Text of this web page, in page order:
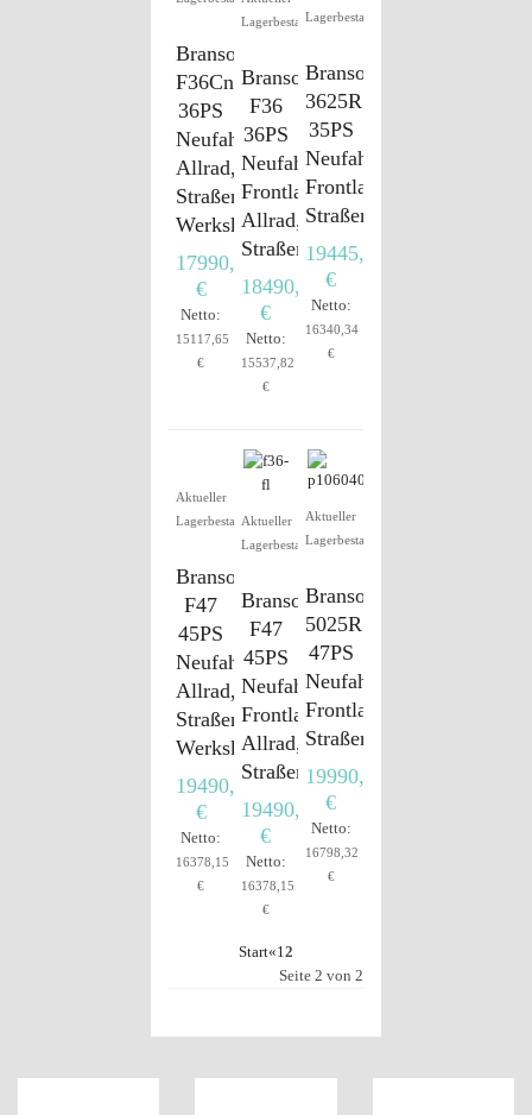
Branson
F36Cn
36PS
Neufahrzeug,
Allrad,
Straßenzulassung,
Werkskabine
17990,00
€
Netto:
15117,65
€
Lagerbestand
Branson
F36
36PS
Neufahrzeug,
Frontlader,
Allrad,
Straßenzulassung
18490,00
€
Netto:
15537,82
€
Lagerbestand
Branson
3625R
35PS
Neufahrzeug,
Frontlader,
Straßenzulassung
19445,00
€
Netto:
16340,34
€
Aktueller
Lagerbestand
Branson
F47
45PS
Neufahrzeug,
Allrad,
Straßenzulassung,
Werkskabine
19490,00
€
Netto:
16378,15
€
Aktueller
Lagerbestand
Branson
F47
45PS
Neufahrzeug,
Frontlader,
Allrad,
Straßenzulassung
19490,00
€
Netto:
16378,15
€
Aktueller
Lagerbestand
Branson
5025R
47PS
Neufahrzeug,
Frontlader,
Straßenzulassung
19990,00
€
Netto:
16798,32
€
Start«12
Seite 2 von 2